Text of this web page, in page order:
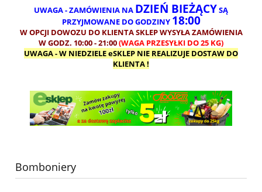
UWAGA - ZAMÓWIENIA NA DZIEŃ BIEŻĄCYSĄ
PRZYJMOWANE DO GODZINY 18:00
W OPCJI DOWOZU DO KLIENTA SKLEP WYSYŁA ZAMÓWIENIA
W GODZ. 10:00 - 21:00(WAGA PRZESYŁKI DO 25 KG)
UWAGA - W NIEDZIELE eSKLEP NIE REALIZUJE DOSTAW DO
KLIENTA !
Bomboniery